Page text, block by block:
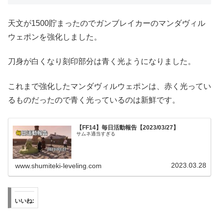
天文が1500貯まったのでガンブレイカーのマンダヴィル
ウェポンを強化しました。
刀身が白くなり刻印部分は青く光ようになりました。
これまで強化したマンダヴィルウェポンは、赤く光ってい
るものだったので青く光っているのは新鮮です。
【FF14】毎日活動報告【2023/03/27】
サムネ適当すぎる
www.shumiteki-leveling.com 2023.03.28
いいね: